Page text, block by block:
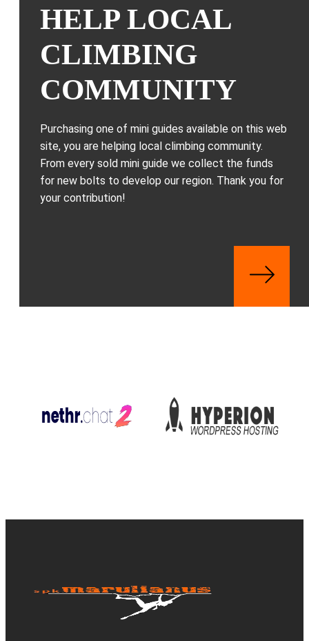
HELP LOCAL
CLIMBING
COMMUNITY
Purchasing one of mini guides available on this web
site, you are helping local climbing community.
From every sold mini guide we collect the funds
for new bolts to develop our region. Thank you for
your contribution!